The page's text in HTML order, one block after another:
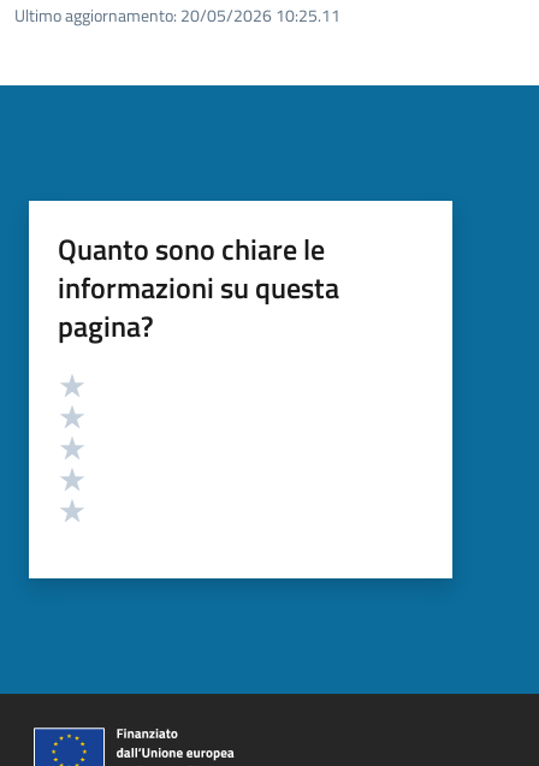
Ultimo aggiornamento: 20/05/2026 10:25.11
Quanto sono chiare le
informazioni su questa
pagina?
Valutazione